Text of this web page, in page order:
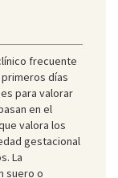
frecuente
días
para valorar
en el
valora los
gestacional
La
suero o